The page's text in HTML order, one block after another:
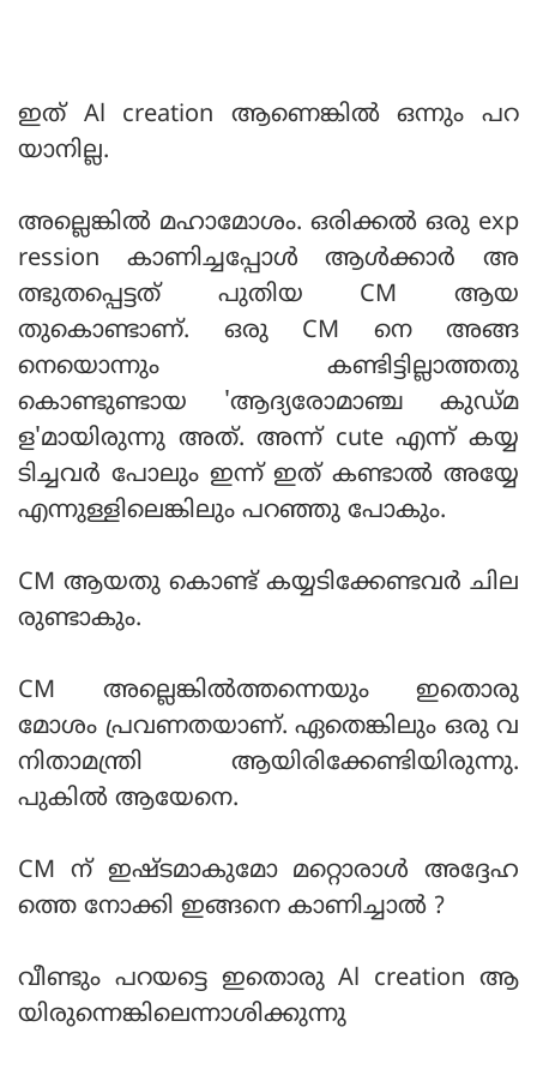
ഇത് Al creation ആണെങ്കില്‍ ഒന്നും പറ
യാനില്ല.
അല്ലെങ്കില്‍ മഹാമോശം. ഒരിക്കല്‍ ഒരു exp
ression കാണിച്ചപ്പോള്‍ ആള്‍ക്കാര്‍ അ
ത്ഭുതപ്പെട്ടത് പുതിയ CM ആയ
തുകൊണ്ടാണ്. ഒരു CM നെ അങ്ങ
നെയൊന്നും കണ്ടിട്ടില്ലാത്തതു
കൊണ്ടുണ്ടായ 'ആദ്യരോമാഞ്ച കുഡ്മ
ള'മായിരുന്നു അത്. അന്ന് cute എന്ന് കയ്യ
ടിച്ചവര്‍ പോലും ഇന്ന് ഇത് കണ്ടാല്‍ അയ്യേ
എന്നുള്ളിലെങ്കിലും പറഞ്ഞു പോകും.
CM ആയതു കൊണ്ട് കയ്യടിക്കേണ്ടവര്‍ ചില
രുണ്ടാകും.
CM അല്ലെങ്കില്‍ത്തന്നെയും ഇതൊരു
മോശം പ്രവണതയാണ്. ഏതെങ്കിലും ഒരു വ
നിതാമന്ത്രി ആയിരിക്കേണ്ടിയിരുന്നു.
പുകില്‍ ആയേനെ.
CM ന് ഇഷ്ടമാകുമോ മറ്റൊരാള്‍ അദ്ദേഹ
ത്തെ നോക്കി ഇങ്ങനെ കാണിച്ചാല്‍ ?
വീണ്ടും പറയട്ടെ ഇതൊരു Al creation ആ
യിരുന്നെങ്കിലെന്നാശിക്കുന്നു